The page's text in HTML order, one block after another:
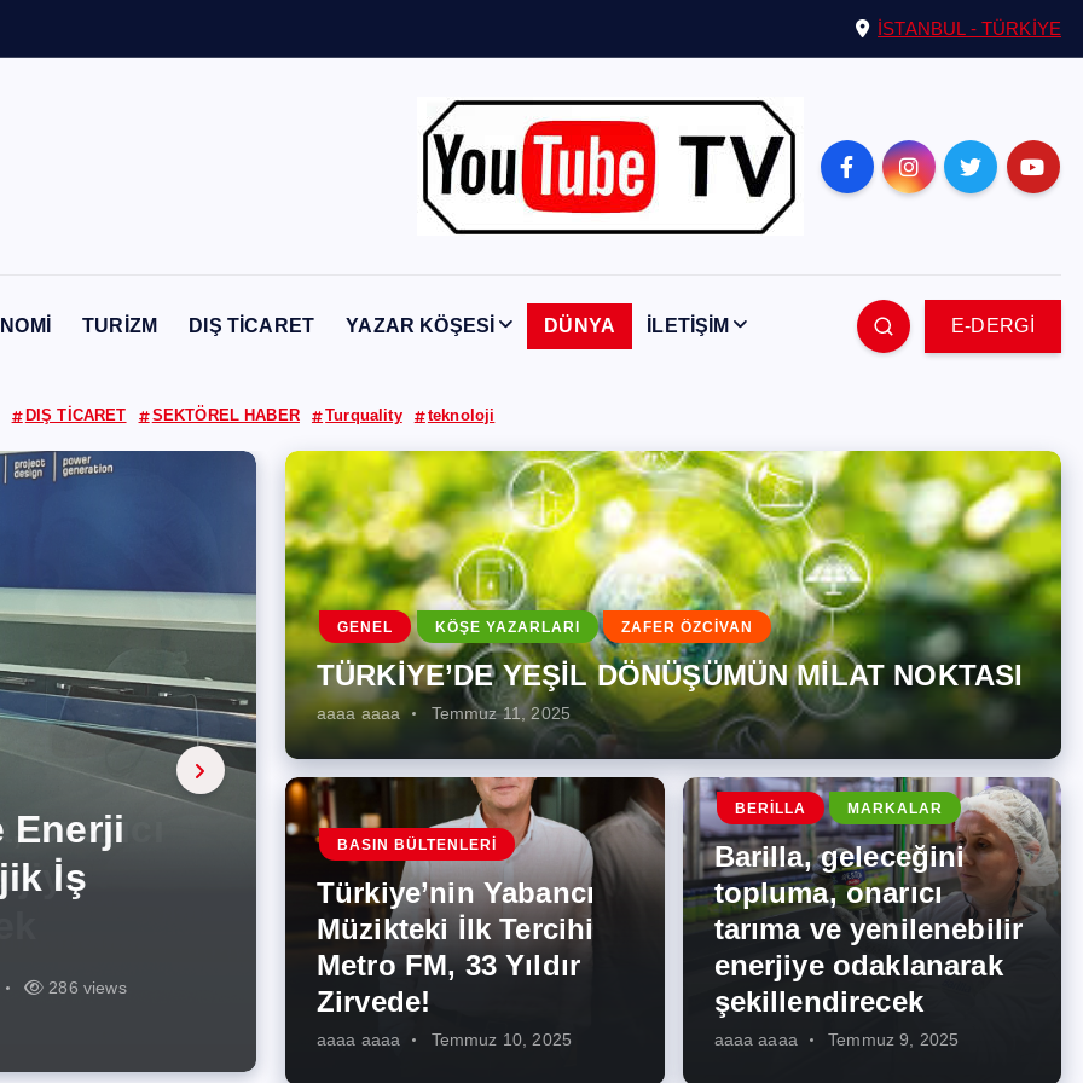
İSTANBUL - TÜRKİYE
TURİZM DIŞ TİCARET YAZAR KÖŞESİ DÜNYA İLETİŞİM E-DERGİ
DIŞ TİCARET SEKTÖREL HABER Turquality teknoloji
343 views
İlk
272 views
274 views
Enerji
İş
286 views
Kısa
226 views
Artması
261 views
GENEL KÖŞE YAZARLARI ZAFER ÖZCİVAN
TÜRKİYE’DE YEŞİL DÖNÜŞÜMÜN MİLAT NOKTASI
aaaa aaaa Temmuz 11, 2025
BASIN BÜLTENLERI
Türkiye’nin Yabancı
Müzikteki İlk Tercihi
Metro FM, 33 Yıldır
Zirvede!
aaaa aaaa Temmuz 10, 2025
BERILLA MARKALAR
Barilla, geleceğini
topluma, onarıcı
tarıma ve yenilenebilir
enerjiye odaklanarak
şekillendirecek
aaaa aaaa Temmuz 9, 2025